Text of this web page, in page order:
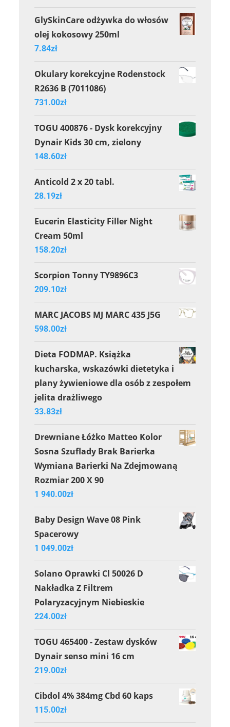
GlySkinCare odżywka do włosów
olej kokosowy 250ml
7.84zł
Okulary korekcyjne Rodenstock
R2636 B (7011086)
731.00zł
TOGU 400876 - Dysk korekcyjny
Dynair Kids 30 cm, zielony
148.60zł
Anticold 2 x 20 tabl.
28.19zł
Eucerin Elasticity Filler Night
Cream 50ml
158.20zł
Scorpion Tonny TY9896C3
209.10zł
MARC JACOBS MJ MARC 435 J5G
598.00zł
Dieta FODMAP. Książka
kucharska, wskazówki dietetyka i
plany żywieniowe dla osób z zespołem
jelita drażliwego
33.83zł
Drewniane Łóżko Matteo Kolor
Sosna Szuflady Brak Barierka
Wymiana Barierki Na Zdejmowaną
Rozmiar 200 X 90
1 940.00zł
Baby Design Wave 08 Pink
Spacerowy
1 049.00zł
Solano Oprawki Cl 50026 D
Nakładka Z Filtrem
Polaryzacyjnym Niebieskie
224.00zł
TOGU 465400 - Zestaw dysków
Dynair senso mini 16 cm
219.00zł
Cibdol 4% 384mg Cbd 60 kaps
115.00zł